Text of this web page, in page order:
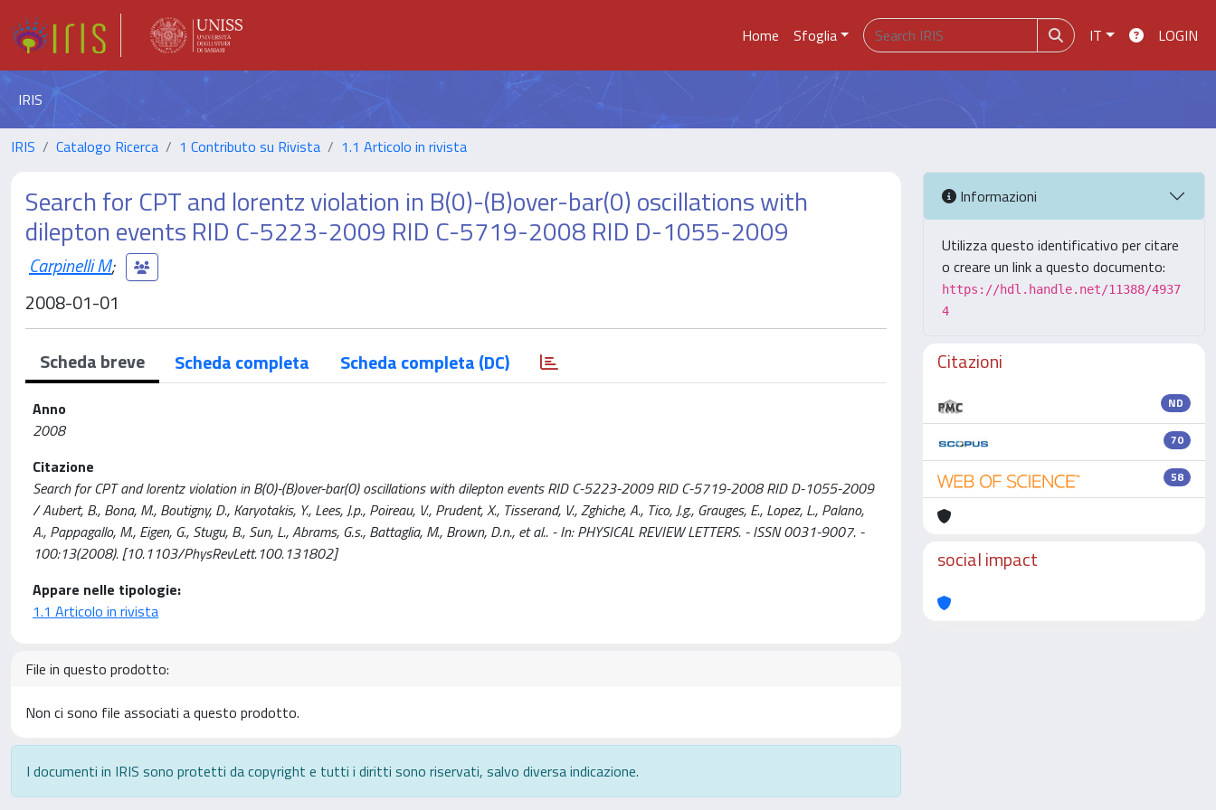
Home Sfoglia IT LOGIN
IRIS
IRIS Catalogo Ricerca 1 Contributo su Rivista 1.1 Articolo in rivista
Search for CPT and lorentz violation in B(0)-(B)over-bar(0) oscillations with
dilepton events RID C-5223-2009 RID C-5719-2008 RID D-1055-2009
Carpinelli M;
2008-01-01
Scheda breve Scheda completa Scheda completa (DC)
Anno
2008
Citazione
Search for CPT and lorentz violation in B(0)-(B)over-bar(0) oscillations with dilepton events RID C-5223-2009 RID C-5719-2008 RID D-1055-2009
/ Aubert, B., Bona, M., Boutigny, D., Karyotakis, Y., Lees, J.p., Poireau, V., Prudent, X., Tisserand, V., Zghiche, A., Tico, J.g., Grauges, E., Lopez, L., Palano,
A., Pappagallo, M., Eigen, G., Stugu, B., Sun, L., Abrams, G.s., Battaglia, M., Brown, D.n., et al.. - In: PHYSICAL REVIEW LETTERS. - ISSN 0031-9007. -
100:13(2008). [10.1103/PhysRevLett.100.131802]
Appare nelle tipologie:
1.1 Articolo in rivista
File in questo prodotto:
Non ci sono file associati a questo prodotto.
I documenti in IRIS sono protetti da copyright e tutti i diritti sono riservati, salvo diversa indicazione.
Informazioni
Utilizza questo identificativo per citare
o creare un link a questo documento:
https://hdl.handle.net/11388/4937
4
Citazioni
ND
70
58
social impact